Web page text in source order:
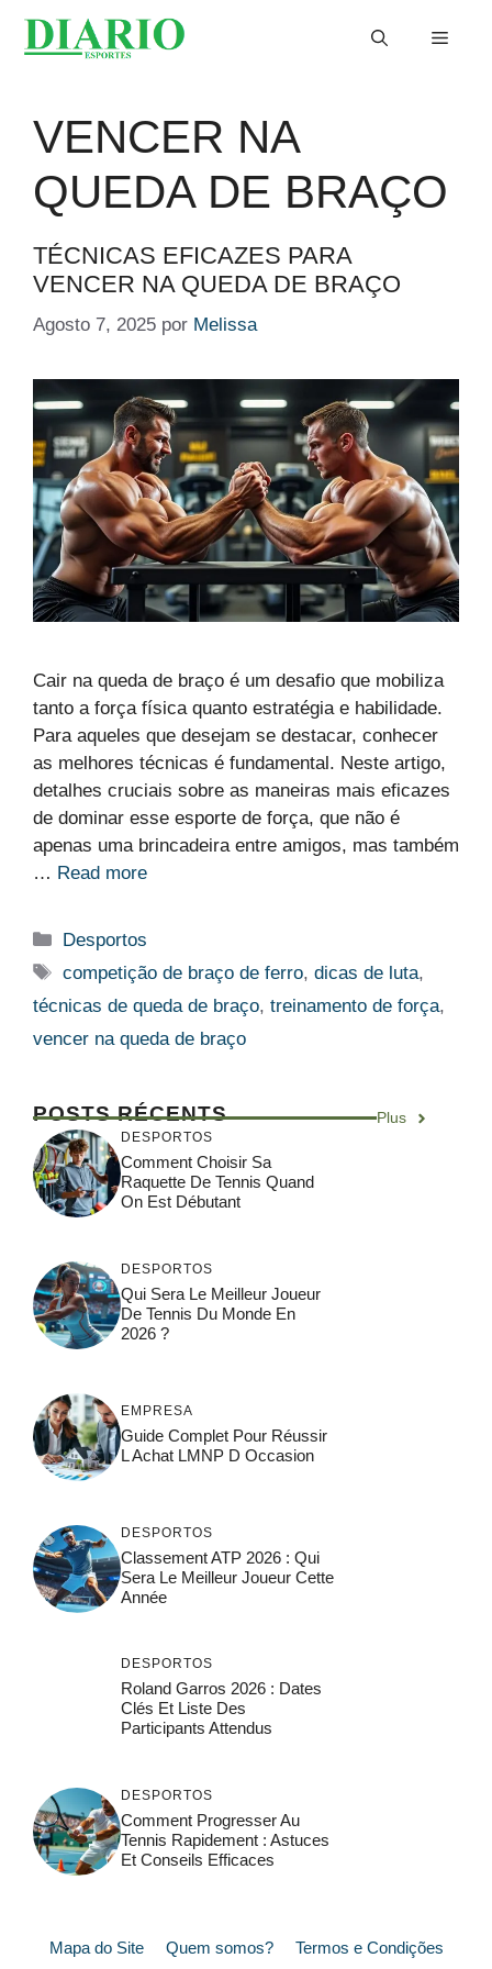
Menu
VENCER NA
QUEDA DE BRAÇO
TÉCNICAS EFICAZES PARA
VENCER NA QUEDA DE BRAÇO
Agosto 7, 2025 por Melissa
Cair na queda de braço é um desafio que mobiliza
tanto a força física quanto estratégia e habilidade.
Para aqueles que desejam se destacar, conhecer
as melhores técnicas é fundamental. Neste artigo,
detalhes cruciais sobre as maneiras mais eficazes
de dominar esse esporte de força, que não é
apenas uma brincadeira entre amigos, mas também
… Read more
Categorias
Desportos
Etiquetas
competição de braço de ferro,dicas de luta,
técnicas de queda de braço, treinamento de força,
vencer na queda de braço
POSTS RÉCENTS Plus
DESPORTOS
Comment Choisir Sa
Raquette De Tennis Quand
On Est Débutant
DESPORTOS
Qui Sera Le Meilleur Joueur
De Tennis Du Monde En
2026 ?
EMPRESA
Guide Complet Pour Réussir
L Achat LMNP D Occasion
DESPORTOS
Classement ATP 2026 : Qui
Sera Le Meilleur Joueur Cette
Année
DESPORTOS
Roland Garros 2026 : Dates
Clés Et Liste Des
Participants Attendus
DESPORTOS
Comment Progresser Au
Tennis Rapidement : Astuces
Et Conseils Efficaces
Mapa do Site Quem somos? Termos e Condições